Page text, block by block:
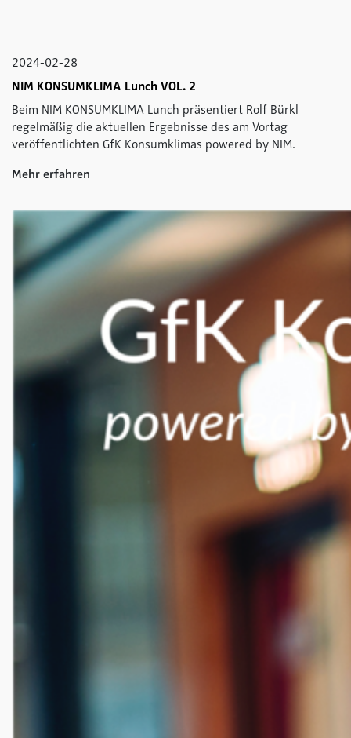
2024-02-28
NIM KONSUMKLIMA Lunch VOL. 2
Beim NIM KONSUMKLIMA Lunch präsentiert Rolf Bürkl
regelmäßig die aktuellen Ergebnisse des am Vortag
veröffentlichten GfK Konsumklimas powered by NIM.
Mehr erfahren